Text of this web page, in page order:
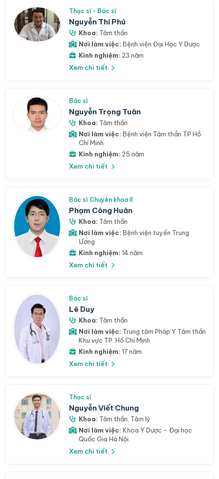
Thạc sĩ - Bác sĩ
Nguyễn Thi Phú
Khoa: Tâm thần
Nơi làm việc: Bệnh viện Đại Học Y Dược
Kinh nghiệm: 23 năm
Xem chi tiết
Bác sĩ
Nguyễn Trọng Tuân
Khoa: Tâm thần
Nơi làm việc: Bệnh viện Tâm thần TP Hồ
Chí Minh
Kinh nghiệm: 25 năm
Xem chi tiết
Bác sĩ Chuyên khoa II
Phạm Công Huân
Khoa: Tâm thần
Nơi làm việc: Bệnh viện tuyến Trung
Ương
Kinh nghiệm: 14 năm
Xem chi tiết
Bác sĩ
Lê Duy
Khoa: Tâm thần
Nơi làm việc: Trung tâm Pháp Y Tâm thần
Khu vực TP. Hồ Chí Minh
Kinh nghiệm: 17 năm
Xem chi tiết
Thạc sĩ
Nguyễn Viết Chung
Khoa: Tâm thần Tâm lý
Nơi làm việc: Khoa Y Dược - Đại học
Quốc Gia Hà Nội.
Xem chi tiết